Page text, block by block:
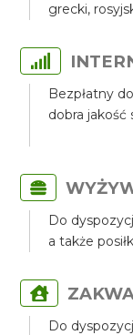
grecki,
Bezpłatny
dobra jakość
Do
a także
Do